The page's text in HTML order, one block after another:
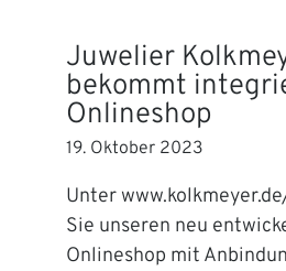
Juwelier
bekommt
Onlineshop
19. Oktober 2023
Unter
Sie unseren neu
Onlineshop mit